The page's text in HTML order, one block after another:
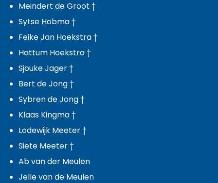
Meindert de Groot †
Sytse Hobma †
Feike Jan Hoekstra †
Hattum Hoekstra †
Sjouke Jager †
Bert de Jong †
Sybren de Jong †
Klaas Kingma †
Lodewijk Meeter †
Siete Meeter †
Ab van der Meulen
Jelle van de Meulen